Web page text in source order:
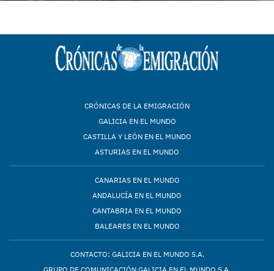
CRÓNICAS DE LA EMIGRACIÓN
GALICIA EN EL MUNDO
CASTILLA Y LEÓN EN EL MUNDO
ASTURIAS EN EL MUNDO
CANARIAS EN EL MUNDO
ANDALUCÍA EN EL MUNDO
CANTABRIA EN EL MUNDO
BALEARES EN EL MUNDO
CONTACTO: GALICIA EN EL MUNDO S.A.